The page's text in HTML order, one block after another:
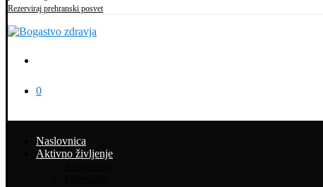
Rezerviraj prehranski posvet
0
Naslovnica
Aktivno življenje